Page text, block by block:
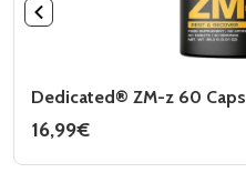
Dedicated® ZM-z 60 Caps
16,99€